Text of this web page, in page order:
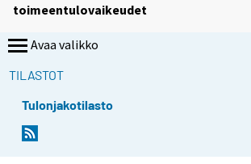
toimeentulovaikeudet
Avaa valikko
TILASTOT
Tulonjakotilasto